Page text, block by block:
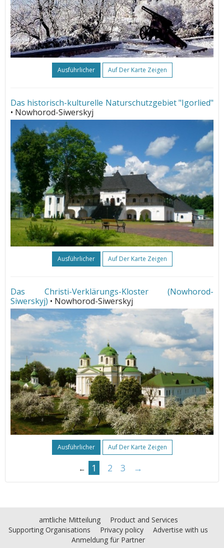
Ausführlicher Auf Der Karte Zeigen
Das historisch-kulturelle Naturschutzgebiet "Igorlied"
• Nowhorod-Siwerskyj
Ausführlicher Auf Der Karte Zeigen
Das Christi-Verklärungs-Kloster (Nowhorod-
Siwerskyj) • Nowhorod-Siwerskyj
Ausführlicher Auf Der Karte Zeigen
← 1 2 3 →
amtliche Mitteilung
Product and Services
Supporting Organisations
Privacy policy
Advertise with us
Anmeldung für Partner